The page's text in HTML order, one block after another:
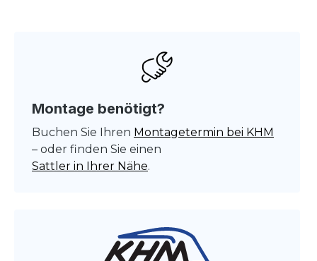
Montage benötigt?
Buchen Sie Ihren Montagetermin bei KHM
– oder finden Sie einen
Sattler in Ihrer Nähe.